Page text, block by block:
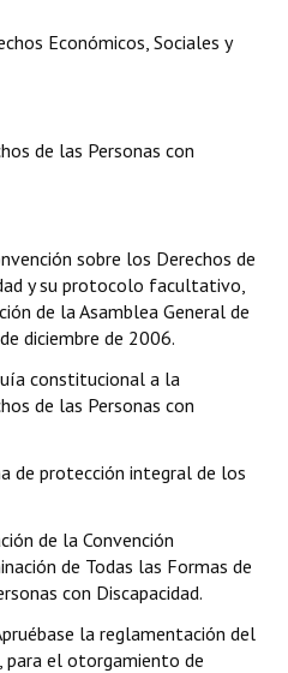
Económicos, Sociales y
de las Personas con
sobre los Derechos de
y su protocolo facultativo,
de la Asamblea General de
diciembre de 2006.
constitucional a la
de las Personas con
de protección integral de los
de la Convención
de Todas las Formas de
con Discapacidad.
la reglamentación del
el otorgamiento de